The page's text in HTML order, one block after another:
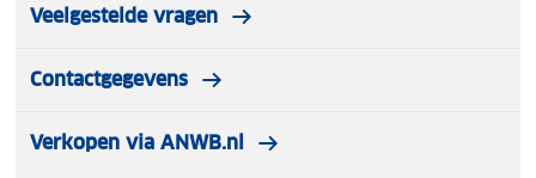
Veelgestelde vragen
Contactgegevens
Verkopen via ANWB.nl